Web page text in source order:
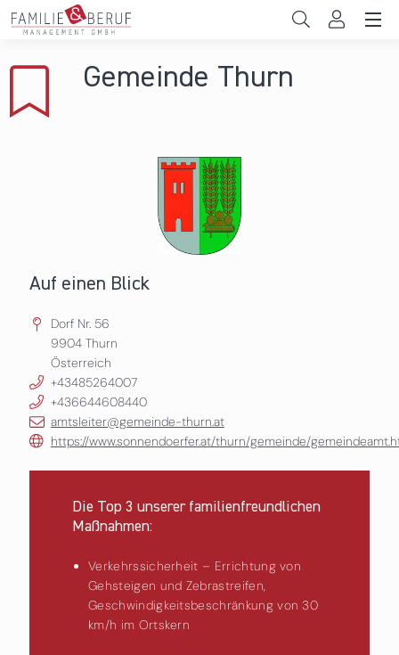
Direkt zum Inhalt
Gemeinden
Gemeinde Thurn
Auf einen Blick
Dorf Nr. 56
9904 Thurn
Österreich
+43485264007
+436644608440
amtsleiter@gemeinde-thurn.at
https://www.sonnendoerfer.at/thurn/gemeinde/
Die Top 3 unserer familienfreundlichen
Maßnahmen:
Verkehrssicherheit – Errichtung von
Gehsteigen und Zebrastreifen,
Geschwindigkeitsbeschränkung von 30
km/h im Ortskern